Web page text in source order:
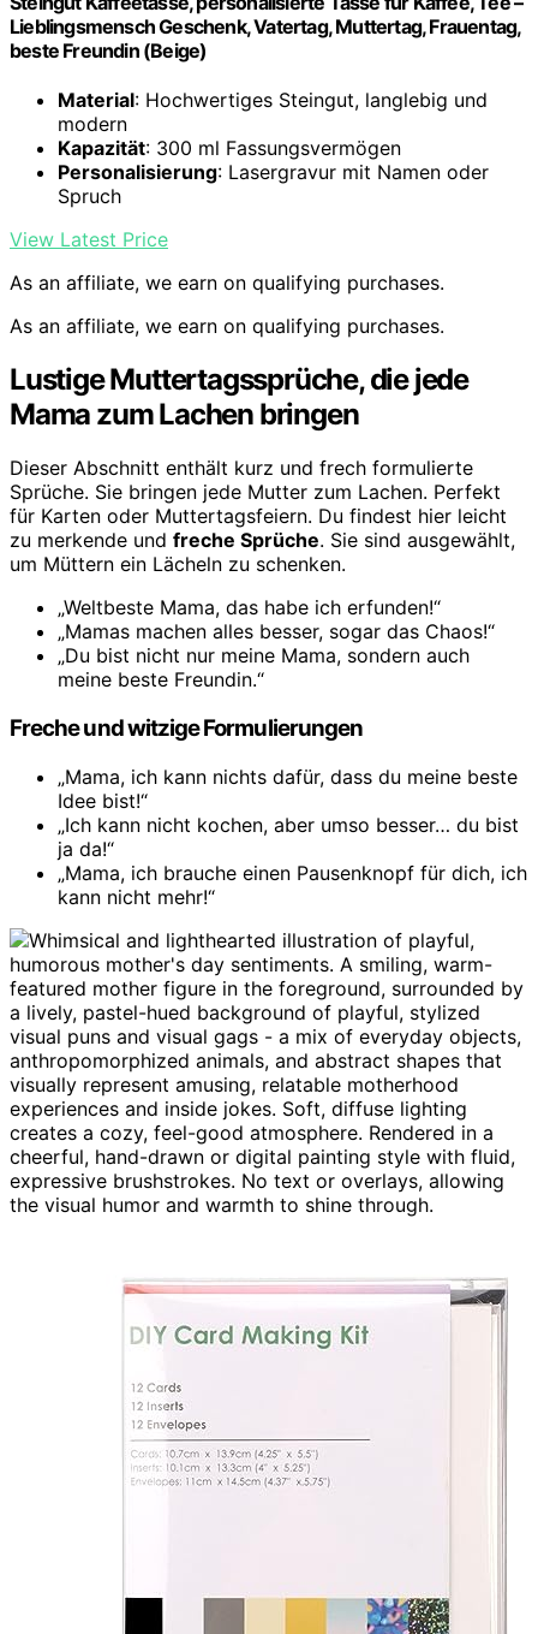
Lieblingsmensch Geschenk, Vatertag, Muttertag, Frauentag,
beste Freundin (Beige)
Material: Hochwertiges Steingut, langlebig und
modern
Kapazität: 300 ml Fassungsvermögen
Personalisierung: Lasergravur mit Namen oder
Spruch
View Latest Price
As an affiliate, we earn on qualifying purchases.
As an affiliate, we earn on qualifying purchases.
Lustige Muttertagssprüche, die jede
Mama zum Lachen bringen
Dieser Abschnitt enthält kurz und frech formulierte
Sprüche. Sie bringen jede Mutter zum Lachen. Perfekt
für Karten oder Muttertagsfeiern. Du findest hier leicht
zu merkende und freche Sprüche. Sie sind ausgewählt,
um Müttern ein Lächeln zu schenken.
„Weltbeste Mama, das habe ich erfunden!“
„Mamas machen alles besser, sogar das Chaos!“
„Du bist nicht nur meine Mama, sondern auch
meine beste Freundin.“
Freche und witzige Formulierungen
„Mama, ich kann nichts dafür, dass du meine beste
Idee bist!“
„Ich kann nicht kochen, aber umso besser… du bist
ja da!“
„Mama, ich brauche einen Pausenknopf für dich, ich
kann nicht mehr!“